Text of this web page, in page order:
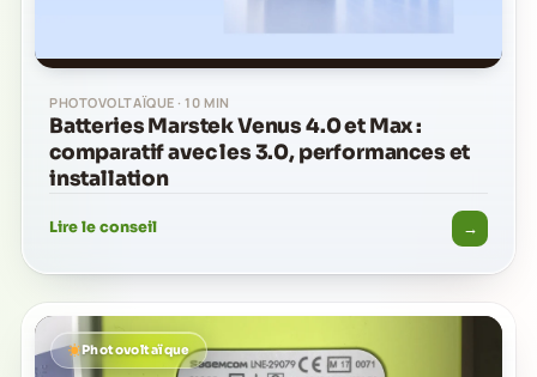
PHOTOVOLTAÏQUE · 10 MIN
Batteries Marstek Venus 4.0 et Max :
comparatif avec les 3.0, performances et
installation
Lire le conseil →
Photovoltaïque